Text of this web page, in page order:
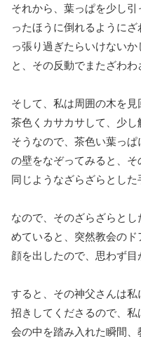
それから、葉っぱを少し
ったほうに倒れるように
っ張り過ぎたらいけない
と、その反動でまたざわわ
そして、私は周囲の木を
茶色くカサカサして、少
そうなので、茶色い葉っ
の壁をなぞってみると、
同じようなざらざらとした
なので、そのざらざらと
めていると、突然教会の
顔を出したので、思わず目
すると、その神父さんは
招きしてくださるので、
会の中を踏み入れた瞬間